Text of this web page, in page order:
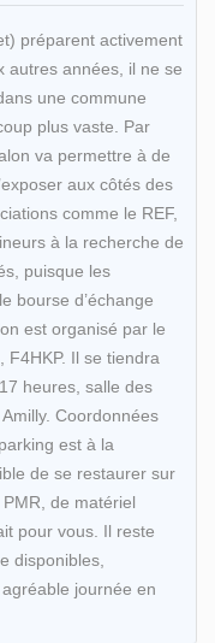
préparent activement
autres années, il ne se
une commune
plus vaste. Par
va permettre à de
aux côtés des
comme le REF,
à la recherche de
puisque les
bourse d’échange
est organisé par le
F4HKP. Il se tiendra
heures, salle des
Coordonnées
est à la
de se restaurer sur
de matériel
pour vous. Il reste
disponibles,
journée en